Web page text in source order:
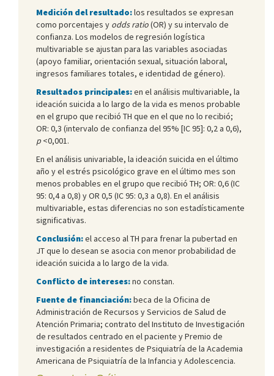
Medición del resultado:los resultados se expresan
como porcentajes y odds ratio(OR) y su intervalo de
confianza. Los modelos de regresión logística
multivariable se ajustan para las variables asociadas
(apoyo familiar, orientación sexual, situación laboral,
ingresos familiares totales, e identidad de género).
Resultados principales:en el análisis multivariable, la
ideación suicida a lo largo de la vida es menos probable
en el grupo que recibió TH que en el que no lo recibió;
OR: 0,3 (intervalo de confianza del 95% [IC 95]: 0,2 a 0,6),
p <0,001.
En el análisis univariable, la ideación suicida en el último
año y el estrés psicológico grave en el último mes son
menos probables en el grupo que recibió TH; OR: 0,6 (IC
95: 0,4 a 0,8) y OR 0,5 (IC 95: 0,3 a 0,8). En el análisis
multivariable, estas diferencias no son estadísticamente
significativas.
Conclusión:el acceso al TH para frenar la pubertad en
JT que lo desean se asocia con menor probabilidad de
ideación suicida a lo largo de la vida.
Conflicto de intereses:no constan.
Fuente de financiación:beca de la Oficina de
Administración de Recursos y Servicios de Salud de
Atención Primaria; contrato del Instituto de Investigación
de resultados centrado en el paciente y Premio de
investigación a residentes de Psiquiatría de la Academia
Americana de Psiquiatría de la Infancia y Adolescencia.